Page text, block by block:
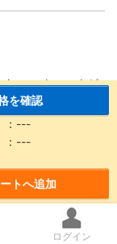
た。 ストロークが
付け金具が便利
を確認
---
---
トへ追加
ログイン